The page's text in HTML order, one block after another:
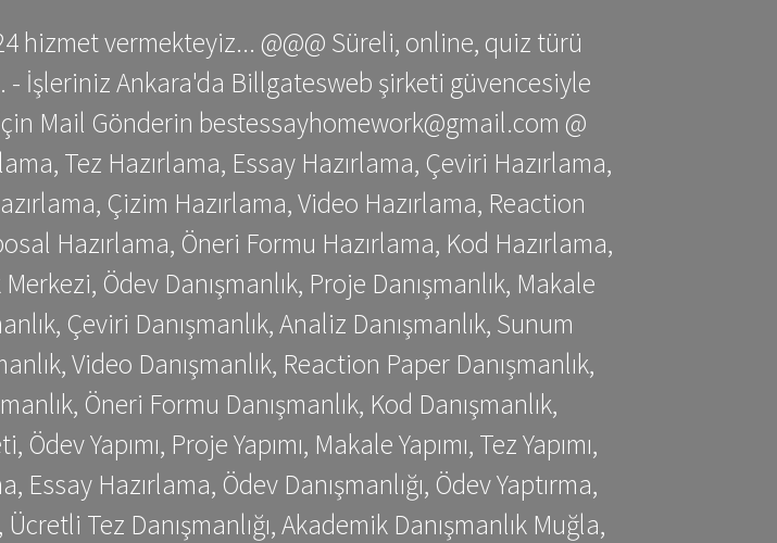
hizmet vermekteyiz... @@@ Süreli, online, quiz türü
- İşleriniz Ankara'da Billgatesweb şirketi güvencesiyle
Mail Gönderin bestessayhomework@gmail.com @
Tez Hazırlama, Essay Hazırlama, Çeviri Hazırlama,
Çizim Hazırlama, Video Hazırlama, Reaction
Hazırlama, Öneri Formu Hazırlama, Kod Hazırlama,
Ödev Danışmanlık, Proje Danışmanlık, Makale
Çeviri Danışmanlık, Analiz Danışmanlık, Sunum
Video Danışmanlık, Reaction Paper Danışmanlık,
Öneri Formu Danışmanlık, Kod Danışmanlık,
Yapımı, Proje Yapımı, Makale Yapımı, Tez Yapımı,
Essay Hazırlama, Ödev Danışmanlığı, Ödev Yaptırma,
Tez Danışmanlığı, Akademik Danışmanlık Muğla,